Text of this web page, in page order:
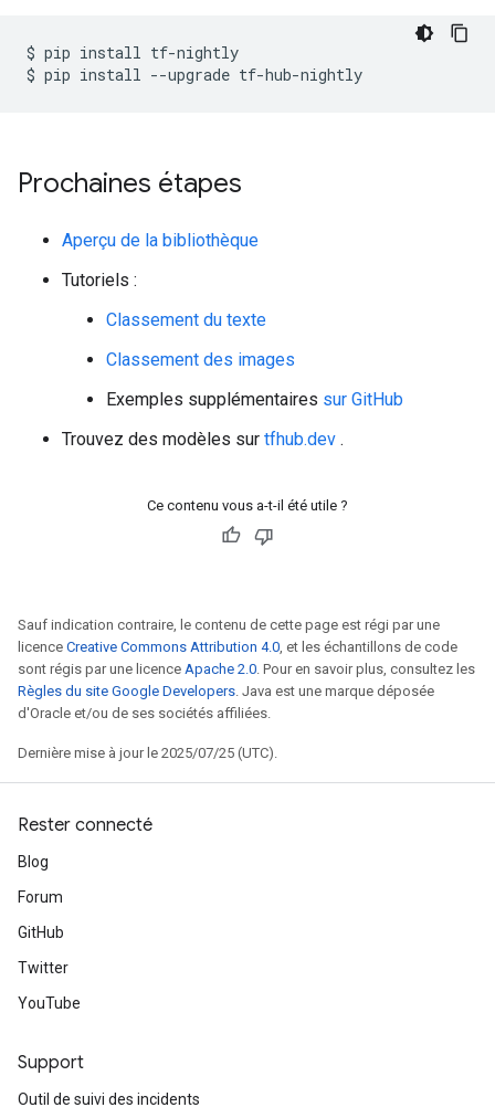
$ pip install tf-nightly
$ pip install --upgrade
Prochaines étapes
Aperçu de la bibliothèque
Tutoriels :
Classement du texte
Classement des images
Exemples supplémentaires sur GitHub
Trouvez des modèles sur tfhub.dev .
Ce contenu vous a-t-il été utile ?
Sauf indication contraire, le contenu de cette page est régi par une
licence Creative Commons Attribution 4.0, et les échantillons de code
sont régis par une licence Apache 2.0. Pour en savoir plus, consultez les
Règles du site Google Developers. Java est une marque déposée
d'Oracle et/ou de ses sociétés affiliées.
Dernière mise à jour le 2025/07/25 (UTC).
Rester connecté
Blog
Forum
GitHub
Twitter
YouTube
Support
Outil de suivi des incidents